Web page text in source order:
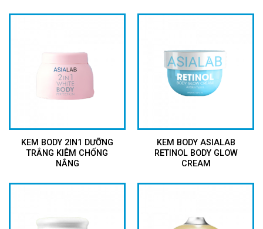
KEM BODY 2IN1 DƯỠNG
TRẮNG KIÊM CHỐNG
NẮNG
KEM BODY ASIALAB
RETINOL BODY GLOW
CREAM